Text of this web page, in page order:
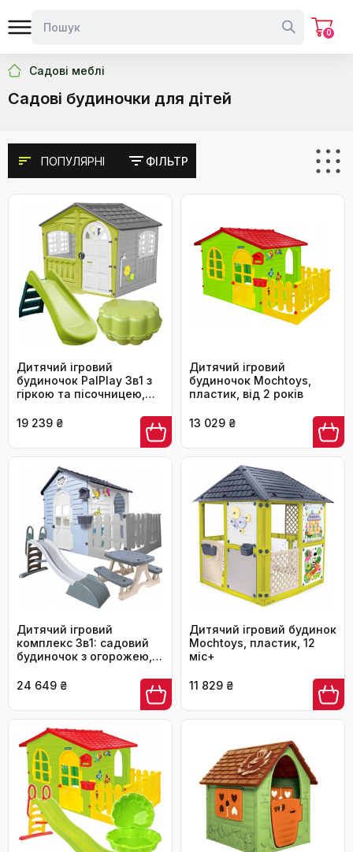
0
Садові меблі
Садові будиночки для дітей
ПОПУЛЯРНІ ФІЛЬТР
Дитячий ігровий
будиночок PalPlay 3в1 з
гіркою та пісочницею,
19 239 ₴
Дитячий ігровий
будиночок Mochtoys,
пластик, від 2 років
13 029 ₴
Дитячий ігровий
комплекс 3в1: садовий
будиночок з огорожею,
24 649 ₴
Дитячий ігровий будинок
Mochtoys, пластик, 12
міс+
11 829 ₴